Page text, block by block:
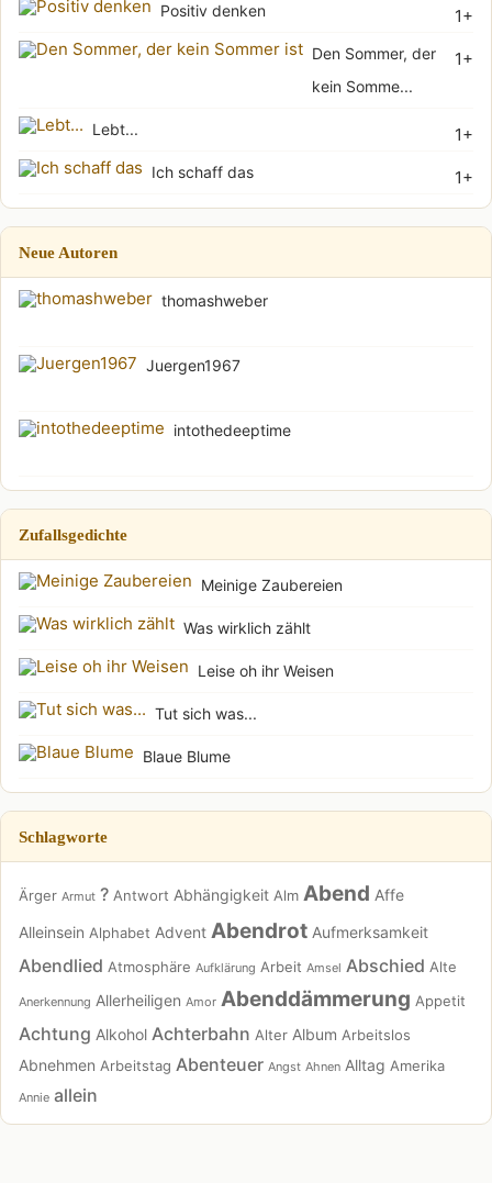
1+
Positiv denken
1+
Den Sommer, der
kein Somme...
1+
Lebt...
1+
Ich schaff das
Neue Autoren
thomashweber
Juergen1967
intothedeeptime
Zufallsgedichte
Meinige Zaubereien
Was wirklich zählt
Leise oh ihr Weisen
Tut sich was...
Blaue Blume
Schlagworte
Ärger Armut ? Antwort Abhängigkeit Alm Abend Affe
Alleinsein Alphabet Advent Abendrot Aufmerksamkeit
Abendlied Atmosphäre Aufklärung Arbeit Amsel Abschied Alte
Anerkennung Allerheiligen Amor Abenddämmerung Appetit
Achtung Alkohol Achterbahn Alter Album Arbeitslos
Abnehmen Arbeitstag Abenteuer Angst Ahnen Alltag Amerika
Annie allein